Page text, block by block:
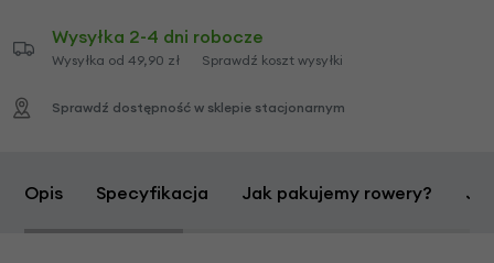
Wysyłka 2-4 dni robocze
Wysyłka od 49,90 zł Sprawdź koszt wysyłki
Sprawdź dostępność w sklepie stacjonarnym
Opis Specyfikacja Jak pakujemy rowery?